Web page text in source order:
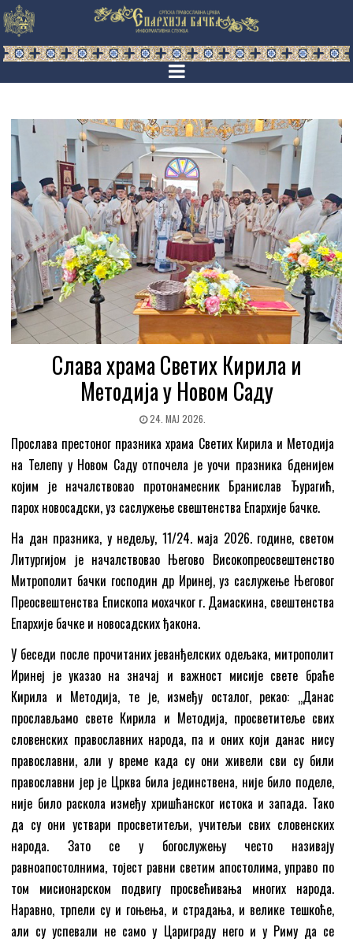
Слава храма Светих Кирила и
Методија у Новом Саду
24. МАЈ 2026.
Прослава престоног празника храма Светих Кирила и Методија
на Телепу у Новом Саду отпочела је уочи празника бденијем
којим је началствовао протонамесник Бранислав Ђурагић,
парох новосадски, уз саслужење свештенства Епархије бачке.
На дан празника, у недељу, 11/24. маја 2026. године, светом
Литургијом је началствовао Његово Високопреосвештенство
Митрополит бачки господин др Иринеј, уз саслужење Његовог
Преосвештенства Епископа мохачког г. Дамаскина, свештенства
Епархије бачке и новосадских ђакона.
У беседи после прочитаних јеванђелских одељака, митрополит
Иринеј је указао на значај и важност мисије свете браће
Кирила и Методија, те је, између осталог, рекао: „Данас
прослављамо свете Кирила и Методија, просветитеље свих
словенских православних народа, па и оних који данас нису
православни, али у време када су они живели сви су били
православни јер је Црква била јединствена, није било поделе,
није било раскола између хришћанског истока и запада. Тако
да су они уствари просветитељи, учитељи свих словенских
народа. Зато се у богослужењу често називају
равноапостолнима, тојест равни светим апостолима, управо по
том мисионарском подвигу просвећивања многих народа.
Наравно, трпели су и гоњења, и страдања, и велике тешкоће,
али су успевали не само у Цариграду него и у Риму да се